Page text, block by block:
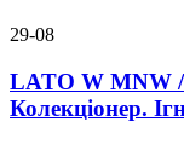
29-08
LATO W
Колекціонер.